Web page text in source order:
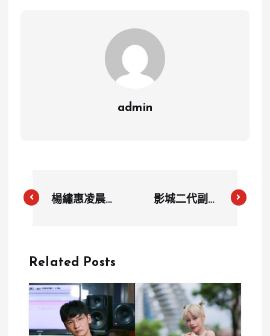
admin
楊繡惠凌晨發
聲浪不斷
影城二代副總
Related Posts